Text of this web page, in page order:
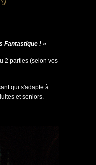
Fantastique ! »
2 parties (selon vos
qui s'adapte à
et seniors.